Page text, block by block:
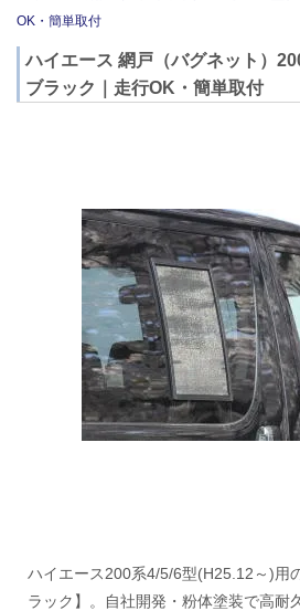
OK・簡単取付
ハイエース 網戸（バグネット）
ブラック｜走行OK・簡単取付
ハイエース200系4/5/6型(H25.12～)用
ラック】。自社開発・粉体塗装で高耐